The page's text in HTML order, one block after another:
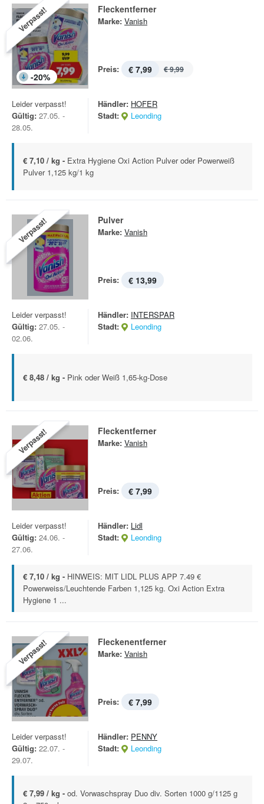
Verpasst!
-20%
Fleckentferner
Marke: Vanish
Preis: € 7,99 € 9,99
Leider verpasst!
Gültig: 27.05. -
28.05.
Händler: HOFER
Stadt:
Leonding
€ 7,10 / kg - Extra Hygiene Oxi Action Pulver oder Powerweiß
Pulver 1,125 kg/1 kg
Verpasst! Pulver
Marke: Vanish
Preis: € 13,99
Leider verpasst!
Gültig: 27.05. -
02.06.
Händler: INTERSPAR
Stadt:
Leonding
€ 8,48 / kg - Pink oder Weiß 1,65-kg-Dose
Verpasst! Fleckentferner
Marke: Vanish
Preis: € 7,99
Leider verpasst!
Gültig: 24.06. -
27.06.
Händler: Lidl
Stadt:
Leonding
€ 7,10 / kg - HINWEIS: MIT LIDL PLUS APP 7.49 €
Powerweiss/Leuchtende Farben 1,125 kg. Oxi Action Extra
Hygiene 1 ...
Verpasst! Fleckenentferner
Marke: Vanish
Preis: € 7,99
Leider verpasst!
Gültig: 22.07. -
29.07.
Händler: PENNY
Stadt:
Leonding
€ 7,99 / kg - od. Vorwaschspray Duo div. Sorten 1000 g/1125 g